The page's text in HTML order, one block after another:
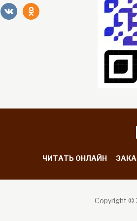
vkontakteodnoklassniki
ЧИТАТЬ ОНЛАЙН
Copyright ©